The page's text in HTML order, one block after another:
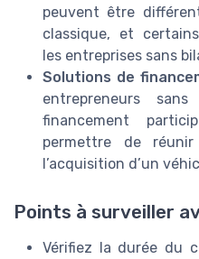
peuvent être
classique, et
les entreprises sans
Solutions de
entrepreneurs
financement
permettre de
l’acquisition d’un
Points à surveiller
Vérifiez la durée du